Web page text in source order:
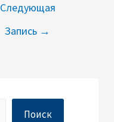
Следующая
Запись →
Поиск